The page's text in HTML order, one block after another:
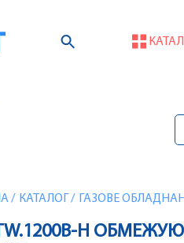
/ КАТАЛОГ / ГАЗОВЕ
H